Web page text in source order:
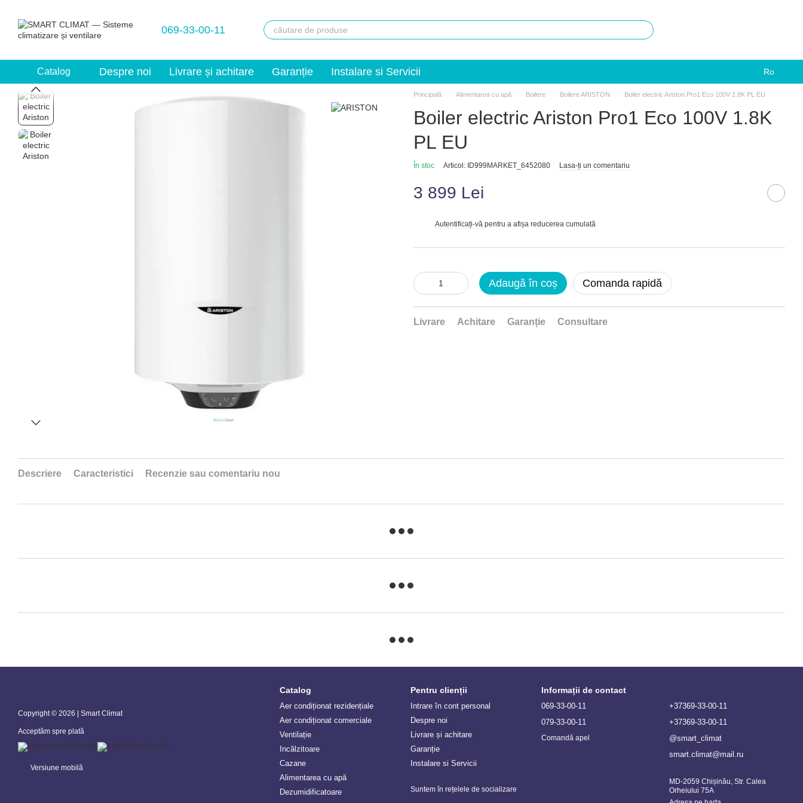
069-33-00-11
Catalog Despre noi Livrare și achitare Garanție Instalare si Servicii Ro
Principală Alimentarea cu apă Boilere Boilere ARISTON Boiler electric Ariston Pro1 Eco 100V 1.8K PL EU
Boiler electric Ariston Pro1 Eco 100V 1.8K
PL EU
În stoc Articol: ID999MARKET_6452080 Lasa-ți un comentariu
3 899 Lei
Autentificați-vă pentru a afișa reducerea cumulată
Adaugă în coș Comanda rapidă
Livrare Achitare Garanție Consultare
Descriere Caracteristici Recenzie sau comentariu nou
Copyright © 2026 | Smart Climat
Acceptăm spre plată
Versiune mobilă
Catalog
Aer condiționat rezidențiale
Aer condiționat comerciale
Ventilație
Incălzitoare
Сazane
Alimentarea cu apă
Dezumidificatoare
Pentru clienții
Intrare în cont personal
Despre noi
Livrare și achitare
Garanție
Instalare si Servicii
Suntem în rețelele de socializare
Informații de contact
069-33-00-11
079-33-00-11
Comandă apel
+37369-33-00-11
+37369-33-00-11
@smart_climat
smart.climat@mail.ru
MD-2059 Chișinău, Str. Calea
Orheiului 75A